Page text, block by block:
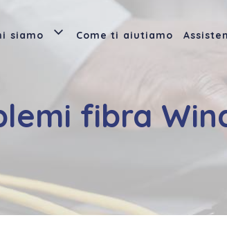
siamo Come ti aiutiamo
fibra